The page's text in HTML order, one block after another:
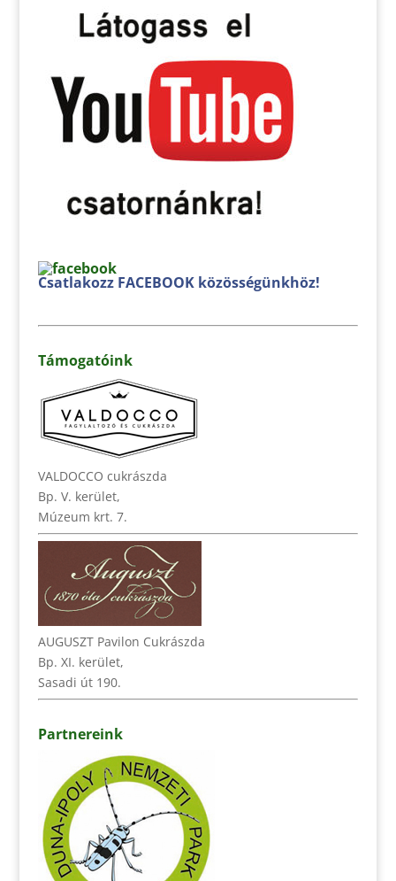
Csatlakozz FACEBOOK közösségünkhöz!
Támogatóink
VALDOCCO cukrászda
Bp. V. kerület,
Múzeum krt. 7.
AUGUSZT Pavilon Cukrászda
Bp. XI. kerület,
Sasadi út 190.
Partnereink